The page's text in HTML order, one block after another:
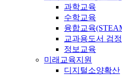
과학교육
수학교육
융합교육
교과용도서 검정
정보교육
미래교육지원
디지털소양확산